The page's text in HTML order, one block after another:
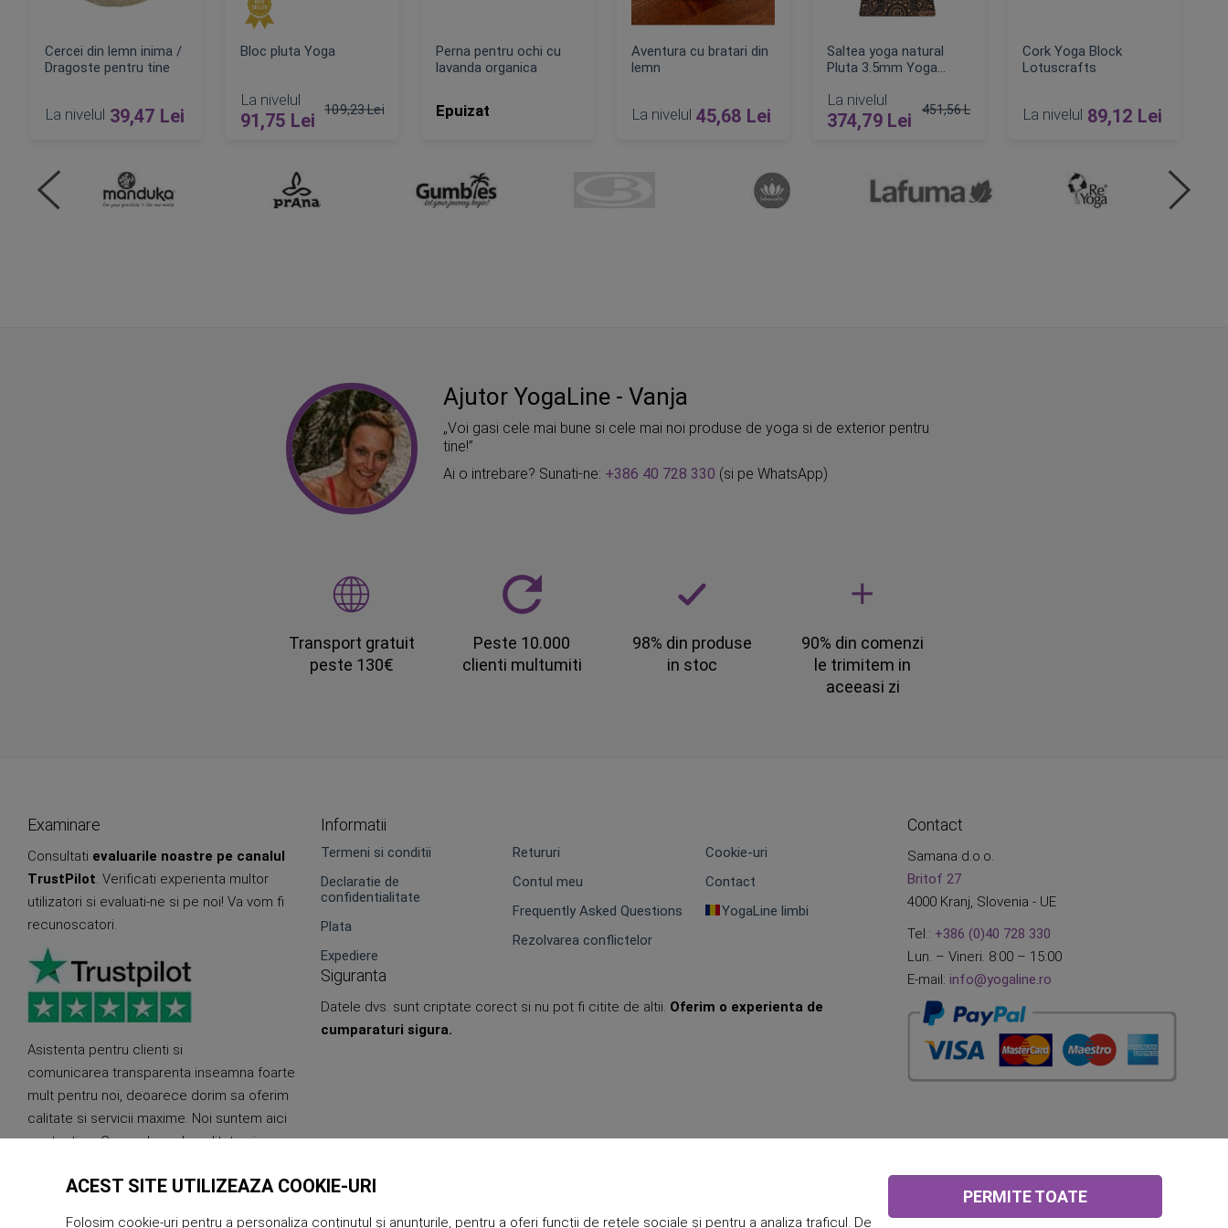
Cercei din lemn inima /
Dragoste pentru tine
La nivelul 39,47 Lei
Bloc pluta Yoga
La nivelul
91,75 Lei
109,23 Lei
Perna pentru ochi cu
lavanda organica
Epuizat
Aventura cu bratari din
lemn
La nivelul 45,68 Lei
Saltea yoga natural
Pluta 3.5mm Yoga
La nivelul
374,79 Lei
451,56 Lei
Cork Yoga Block
Lotuscrafts
La nivelul 89,12 Lei
Ajutor YogaLine - Vanja
„Voi gasi cele mai bune si cele mai noi produse de yoga si de exterior pentru
tine!”
Ai o intrebare? Sunati-ne: +386 40 728 330 (si pe WhatsApp)
Transport gratuit
peste 130€
Peste 10.000
clienti multumiti
98% din produse
in stoc
90% din comenzi
le trimitem in
aceeasi zi
Examinare
Consultati evaluarile noastre pe canalul
TrustPilot. Verificati experienta multor
utilizatori si evaluati-ne si pe noi! Va vom fi
recunoscatori.
Asistenta pentru clienti si
comunicarea transparenta inseamna foarte
mult pentru noi, deoarece dorim sa oferim
calitate si servicii maxime. Noi suntem aici
pentru tine. Cu produse de calitate si
Informatii
Termeni si conditii
Declaratie de
confidentialitate
Plata
Expediere
Retururi
Contul meu
Frequently Asked Questions
Rezolvarea conflictelor
Cookie-uri
Contact
YogaLine limbi
Siguranta
Datele dvs. sunt criptate corect si nu pot fi citite de altii. Oferim o experienta de
cumparaturi sigura.
Contact
Samana d.o.o.
Britof 27
4000 Kranj, Slovenia - UE
Tel.: +386 (0)40 728 330
Lun. – Vineri. 8:00 – 15:00
E-mail: info@yogaline.ro
ACEST SITE UTILIZEAZA COOKIE-URI
Folosim cookie-uri pentru a personaliza conținutul și anunțurile, pentru a oferi funcții de rețele sociale și pentru a analiza traficul. De
PERMITE TOATE